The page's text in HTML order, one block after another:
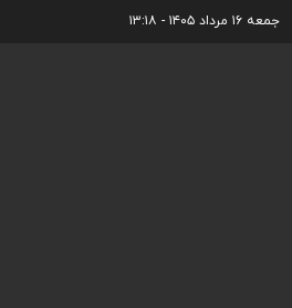
جمعه ۱۶ مرداد ۱۴۰۵ - ۱۳:۱۸